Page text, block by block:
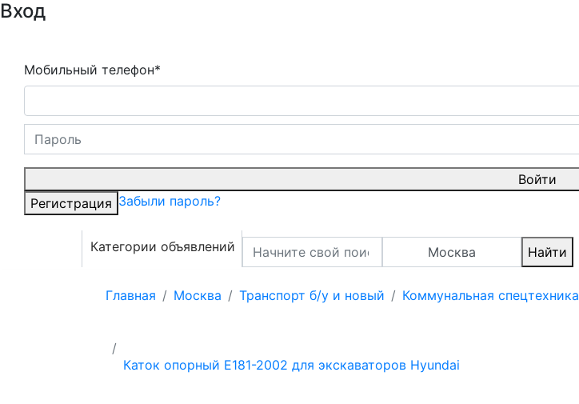
Вход
Мобильный телефон*
Войти
Регистрация Забыли пароль?
Категории объявлений Москва Найти
Главная Москва Транспорт б/у и новый Коммунальная спецтехника
Каток опорный E181-2002 для экскаваторов Hyundai